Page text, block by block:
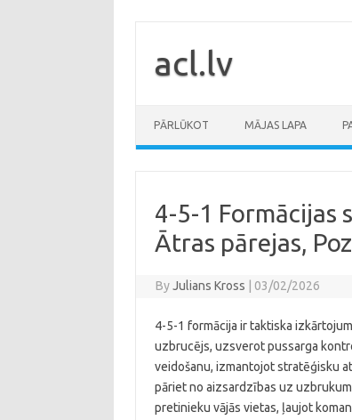
acl.lv
PĀRLŪKOT MĀJAS LAPA
4-5-1 Formācijas
Ātras pārejas,
ByJulians Kross 03/02/2026
4-5-1 formācija ir taktiska
uzbrucējs, uzsverot pussarga
veidošanu, izmantojot stratēģisku
pāriet no aizsardzības uz
pretinieku vājās vietas, ļaujot